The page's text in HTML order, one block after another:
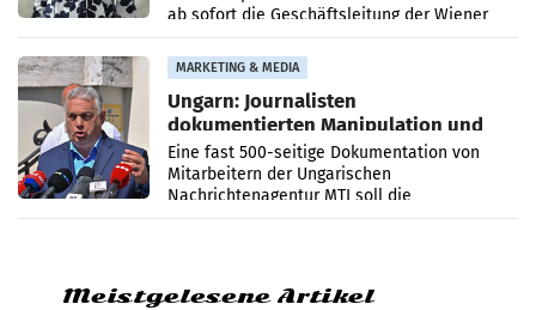
ab sofort die Geschäftsleitung der Wiener
PR-Agentur an der Seite von Josef Kalina und
Anna Kalina-Mahr.
MARKETING & MEDIA
Ungarn: Journalisten
dokumentierten Manipulation und
Zensur
Eine fast 500-seitige Dokumentation von
Mitarbeitern der Ungarischen
Nachrichtenagentur MTI soll die
systematische Nachrichten-Manipulation und
Meistgelesene Artikel